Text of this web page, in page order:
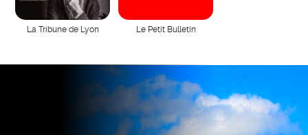
La Tribune de Lyon Le Petit Bulletin